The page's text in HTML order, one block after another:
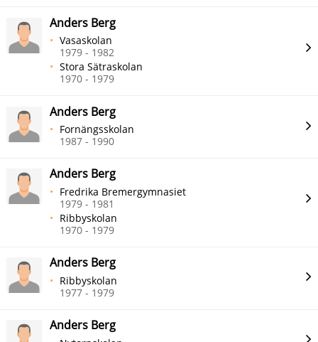
Anders Berg
Vasaskolan
1979 - 1982
Stora Sätraskolan
1970 - 1979
Anders Berg
Fornängsskolan
1987 - 1990
Anders Berg
Fredrika Bremergymnasiet
1979 - 1981
Ribbyskolan
1970 - 1979
Anders Berg
Ribbyskolan
1977 - 1979
Anders Berg